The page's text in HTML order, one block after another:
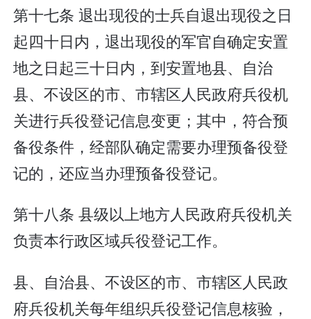
第十七条 退出现役的士兵自退出现役之日
起四十日内，退出现役的军官自确定安置
地之日起三十日内，到安置地县、自治
县、不设区的市、市辖区人民政府兵役机
关进行兵役登记信息变更；其中，符合预
备役条件，经部队确定需要办理预备役登
记的，还应当办理预备役登记。
第十八条 县级以上地方人民政府兵役机关
负责本行政区域兵役登记工作。
县、自治县、不设区的市、市辖区人民政
府兵役机关每年组织兵役登记信息核验，